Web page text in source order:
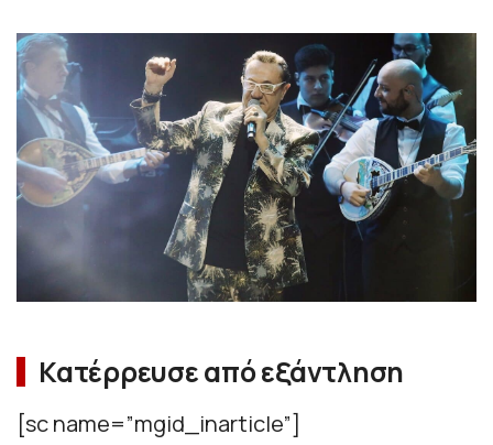
Κατέρρευσε από εξάντληση
[sc name=”mgid_inarticle”]